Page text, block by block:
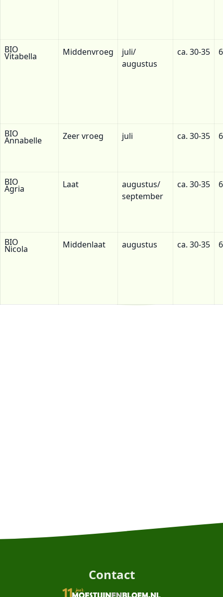
BIO
Vitabella Middenvroeg
juli/
augustus
ca. 30-35
BIO
Annabelle Zeer vroeg juli ca. 30-35
BIO
Agria Laat
augustus/
september
ca. 30-35
BIO
Nicola Middenlaat augustus ca. 30-35
Contact